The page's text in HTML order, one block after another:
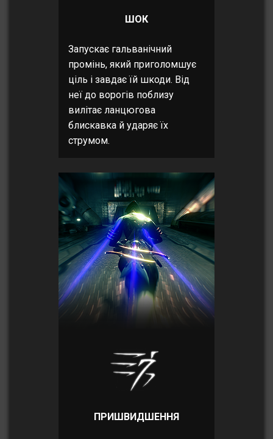
ШОК
Запускає гальванічний
промінь, який приголомшує
ціль і завдає їй шкоди. Від
неї до ворогів поблизу
вилітає ланцюгова
блискавка й ударяє їх
струмом.
ПРИШВИДШЕННЯ